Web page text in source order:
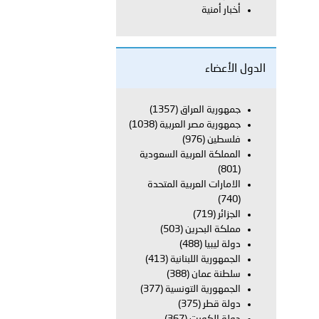
تحذر من زيادة عدد الركاب في المركبات حفاظًا على سلامة
تطلع وفد الشرطة الإيطالية على منظومتي التأهيل الشرطي
تنظم حملة للتبرع بالدم في منطقة الظفرة تعزيزا للمسؤولية
الأميريين معالي النائب الأول لرئيس مجلس الوزراء
العام..
في أعمال الاجتماع الثالث عشر للجنة رؤساء الاتحادات الرياضية
أخبار أمنية
الدول الأعضاء
جمهورية العراق (1357)
جمهورية مصر العربية (1038)
فلسطين(976)
المملكة العربية السعودية
(801)
الامارات العربية المتحدة
(740)
الجزائر (719)
مملكة البحرين (503)
دولة ليبيا (488)
الجمهورية اللبنانية (413)
سلطنة عمان (388)
الجمهورية التونسية (377)
دولة قطر (375)